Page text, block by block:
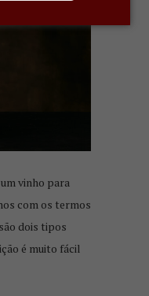
vinho para
com os termos
dois tipos
é muito fácil